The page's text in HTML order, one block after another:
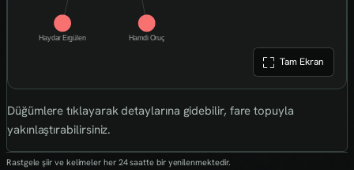
Tam Ekran
Düğümlere tıklayarak detaylarına gidebilir, fare topuyla
yakınlaştırabilirsiniz.
Rastgele şiir ve kelimeler her 24 saatte bir yenilenmektedir.